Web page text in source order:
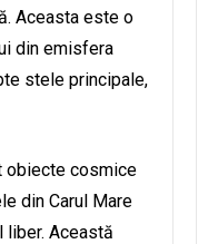
Aceasta este o
din emisfera
stele principale,
obiecte cosmice
din Carul Mare
liber. Această